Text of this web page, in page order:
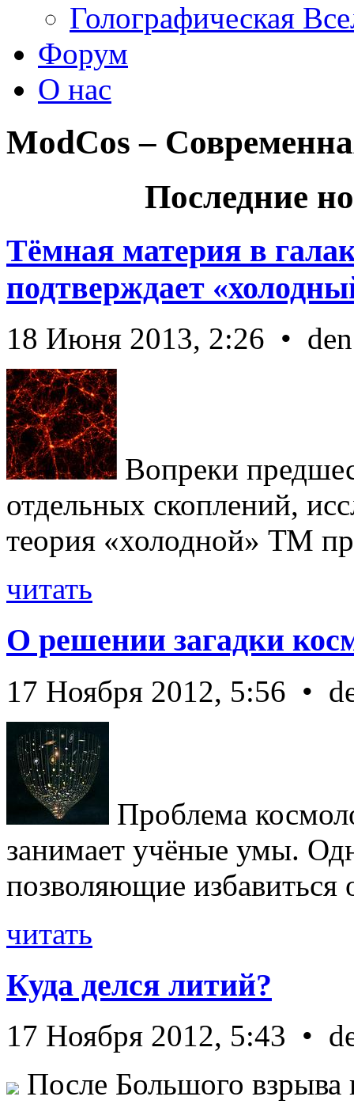
Голографическая
Форум
О нас
ModCos –
Последние
Тёмная материя в
подтверждает
18 Июня 2013, 2:26 • den
Вопреки
отдельных скоплений,
теория «холодной» ТМ
читать
О решении загадки
17 Ноября 2012, 5:56 •
Проблема
занимает учёные умы.
позволяющие избавиться
читать
Куда делся литий?
17 Ноября 2012, 5:43 •
После Большого взрыва